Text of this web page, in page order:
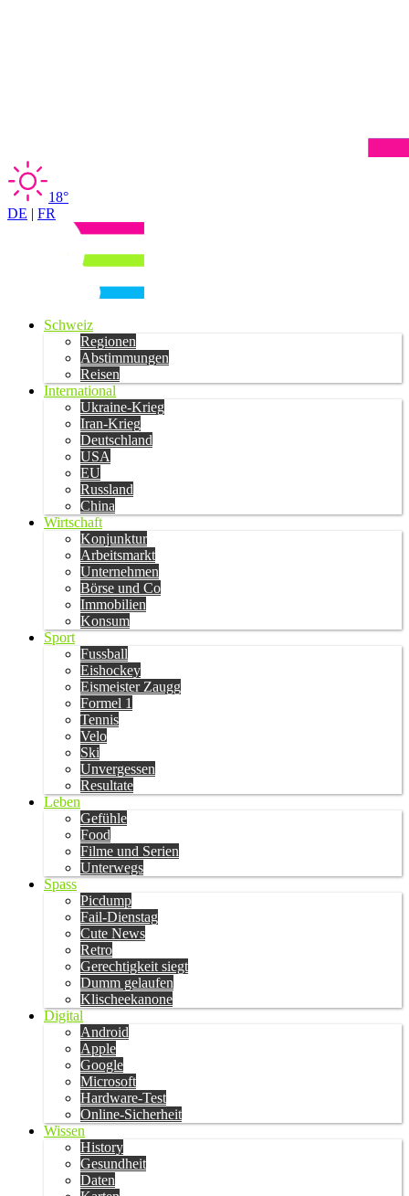
18°
DE | FR
Schweiz
Regionen
Abstimmungen
Reisen
International
Ukraine-Krieg
Iran-Krieg
Deutschland
USA
EU
Russland
China
Wirtschaft
Konjunktur
Arbeitsmarkt
Unternehmen
Börse und Co
Immobilien
Konsum
Sport
Fussball
Eishockey
Eismeister Zaugg
Formel 1
Tennis
Velo
Ski
Unvergessen
Resultate
Leben
Gefühle
Food
Filme und Serien
Unterwegs
Spass
Picdump
Fail-Dienstag
Cute News
Retro
Gerechtigkeit siegt
Dumm gelaufen
Klischeekanone
Digital
Android
Apple
Google
Microsoft
Hardware-Test
Online-Sicherheit
Wissen
History
Gesundheit
Daten